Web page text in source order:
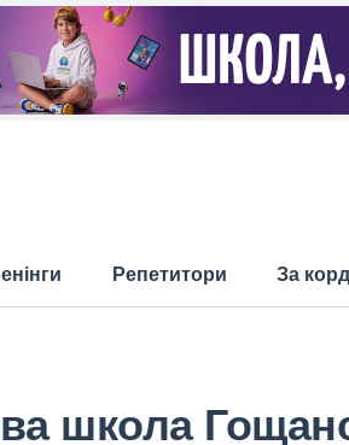
Репетитори За
школа